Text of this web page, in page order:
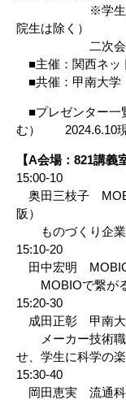
※学生、大学
院生は除く）
二次会－実費
■主催：関西ネッ
■共催：甲南大学
■プレゼンター一
む） 2024.6.10
【A会場：821講義
15:00-10
奥田三枝子
阪）
ものづくり企業
15:10-20
田中宏明 MOBIO
MOBIOで繋がる
15:20-30
成田正彰 甲南
メーカー技術職
せ、学生に科学の
15:30-40
岡田恵実 流通科